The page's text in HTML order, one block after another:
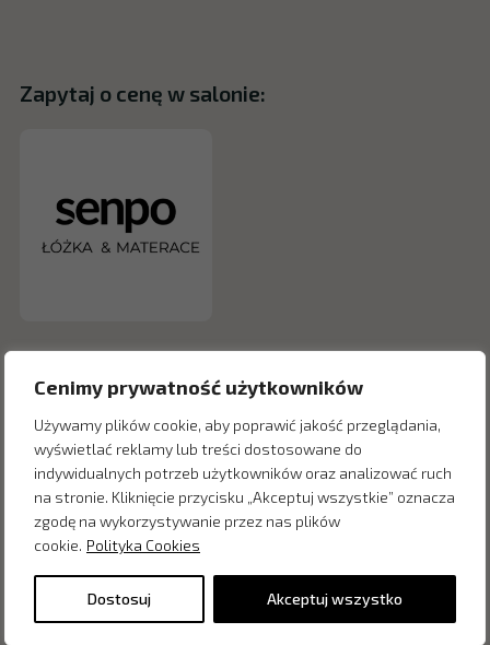
Cenimy prywatność użytkowników
Używamy plików cookie, aby poprawić jakość przeglądania,
wyświetlać reklamy lub treści dostosowane do
indywidualnych potrzeb użytkowników oraz analizować ruch
na stronie. Kliknięcie przycisku „Akceptuj wszystkie” oznacza
zgodę na wykorzystywanie przez nas plików
cookie. Polityka Cookies
Dostosuj Akceptuj wszystko
Zapytaj o cenę w salonie:
Inne produkty z kategorii